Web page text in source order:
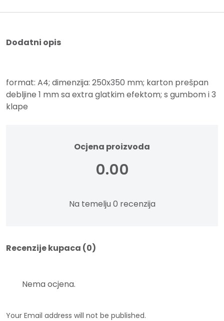
HRBAT-
EUROBOX
PLAVA
količina
Dodatni opis
format: A4; dimenzija: 250x350 mm; karton prešpan
debljine 1 mm sa extra glatkim efektom; s gumbom i 3
klape
Recenzije kupaca (0)
Nema ocjena.
Your Email address will not be published.
Ocjena proizvoda
0.00
Na temelju 0 recenzija